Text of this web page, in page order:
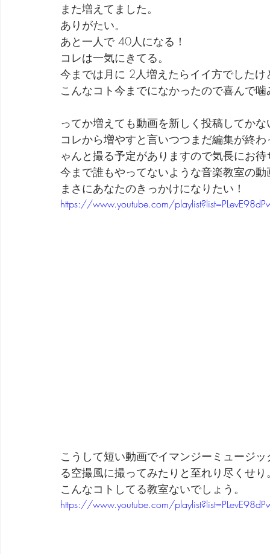
また増えてました。
ありがたい。
あと一人で 40人になる！
コレは一気にきてる。
今までは月に 2人増えたらイイ方でした
こんなコト今までになかったので喜んで
ってか増えても動画を新しく投稿してか
コレから増やすと言いつつまだ編集が終
ゃんと撮る予定がありますので気長にお
今まで誰もやってないような音楽教室の
まさにあなたのきっかけになりたい！
https://www.youtube.com/
こうして短い動画でイマンジーミュージ
る空撮風に撮ってみたりと至れり尽くせり
こんなコトしてる教室ないでしょう。
https://www.youtube.com/